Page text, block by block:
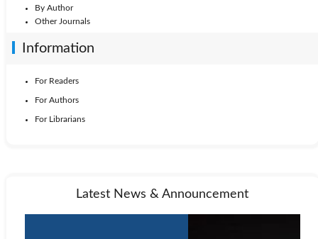
By Author
Other Journals
Information
For Readers
For Authors
For Librarians
Latest News & Announcement